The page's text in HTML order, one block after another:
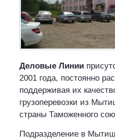
Деловые Линии
2001 года, постоянно
поддерживая их
грузоперевозки из
страны Таможенного
Подразделение в